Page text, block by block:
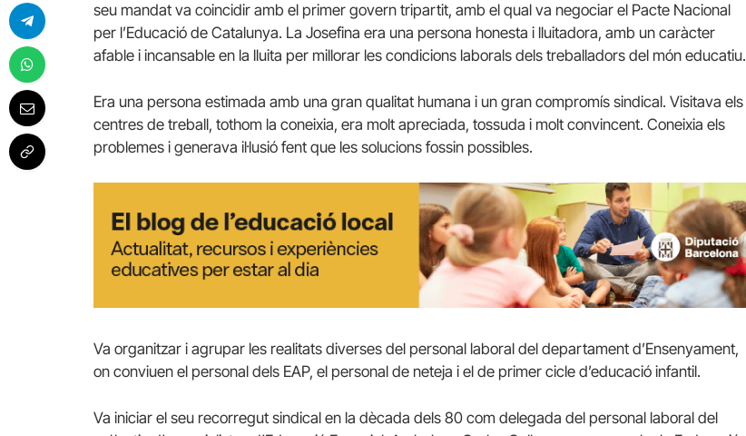
seu mandat va coincidir amb el primer govern tripartit, amb el qual va negociar el Pacte Nacional
per l’Educació de Catalunya. La Josefina era una persona honesta i lluitadora, amb un caràcter
afable i incansable en la lluita per millorar les condicions laborals dels treballadors del món educatiu.
Era una persona estimada amb una gran qualitat humana i un gran compromís sindical. Visitava els
centres de treball, tothom la coneixia, era molt apreciada, tossuda i molt convincent. Coneixia els
problemes i generava il·lusió fent que les solucions fossin possibles.
Va organitzar i agrupar les realitats diverses del personal laboral del departament d’Ensenyament,
on conviuen el personal dels EAP, el personal de neteja i el de primer cicle d’educació infantil.
Va iniciar el seu recorregut sindical en la dècada dels 80 com delegada del personal laboral del